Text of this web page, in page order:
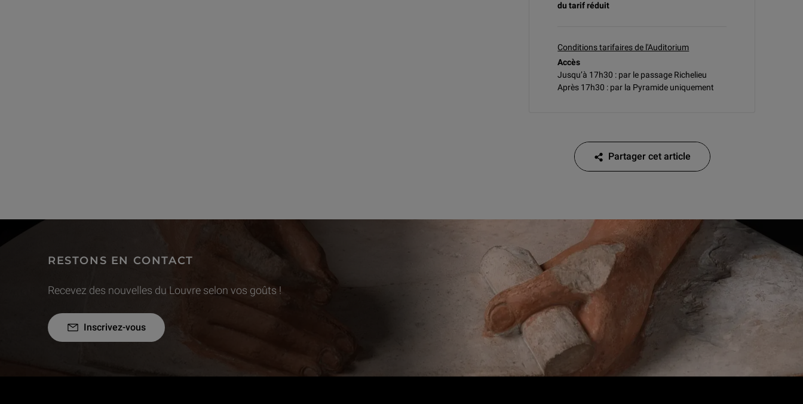
du tarif réduit
Conditions tarifaires de l'Auditorium
Accès
Jusqu’à 17h30 : par le passage Richelieu
Après 17h30 : par la Pyramide uniquement
Partager cet article
Partager cet article sur Facebook
Partager cet article sur Twitter
Partager cet article sur Linkedin
RESTONS EN CONTACT
Recevez des nouvelles du Louvre selon vos goûts !
Inscrivez-vous